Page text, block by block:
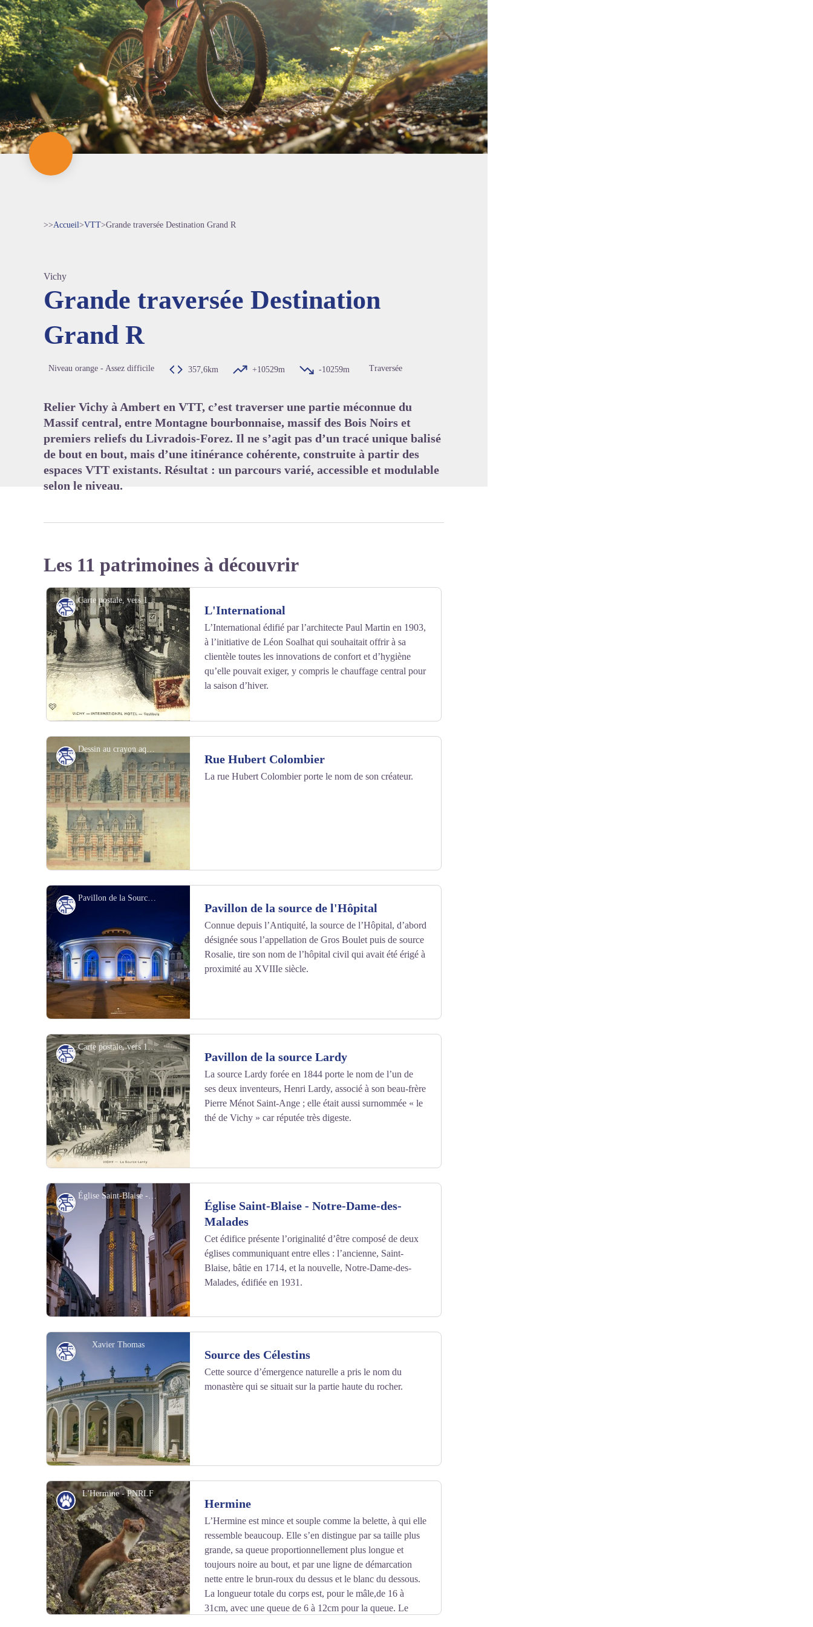
>>Accueil>VTT>Grande traversée Destination Grand R
Vichy
Grande traversée Destination
Grand R
Niveau orange - Assez difficile 357,6km +10529m -10259m Traversée
Relier Vichy à Ambert en VTT, c’est traverser une partie méconnue du
Massif central, entre Montagne bourbonnaise, massif des Bois Noirs et
premiers reliefs du Livradois-Forez. Il ne s’agit pas d’un tracé unique balisé
de bout en bout, mais d’une itinérance cohérente, construite à partir des
espaces VTT existants. Résultat : un parcours varié, accessible et modulable
selon le niveau.
Les 11 patrimoines à découvrir
Carte postale, vers 1905 - Fonds patrimoniaux de Vichy
Voir l'image en plein écran
Patrimoine culturel L'International
L’International édifié par l’architecte Paul Martin en 1903,
à l’initiative de Léon Soalhat qui souhaitait offrir à sa
clientèle toutes les innovations de confort et d’hygiène
qu’elle pouvait exiger, y compris le chauffage central pour
la saison d’hiver.
Dessin au crayon aquarellé, vers 1895 - Fonds patrimoniaux de Vichy
Voir l'image en plein écran
Patrimoine culturel Rue Hubert Colombier
La rue Hubert Colombier porte le nom de son créateur.
Pavillon de la Source de l'Hopital - Vichy Destinations - Cindy Michaud
Voir l'image en plein écran
Patrimoine culturel Pavillon de la source de l'Hôpital
Connue depuis l’Antiquité, la source de l’Hôpital, d’abord
désignée sous l’appellation de Gros Boulet puis de source
Rosalie, tire son nom de l’hôpital civil qui avait été érigé à
proximité au XVIIIe siècle.
Carte postale, vers 1905 - Fonds patrimoniaux de Vichy
Voir l'image en plein écran
Patrimoine culturel Pavillon de la source Lardy
La source Lardy forée en 1844 porte le nom de l’un de
ses deux inventeurs, Henri Lardy, associé à son beau-frère
Pierre Ménot Saint-Ange ; elle était aussi surnommée « le
thé de Vichy » car réputée très digeste.
Église Saint-Blaise - Notre-Dame-des-Malades_Vichy - Lydie Allirot
Voir l'image en plein écran
Patrimoine culturel
Église Saint-Blaise - Notre-Dame-des-
Malades
Cet édifice présente l’originalité d’être composé de deux
églises communiquant entre elles : l’ancienne, Saint-
Blaise, bâtie en 1714, et la nouvelle, Notre-Dame-des-
Malades, édifiée en 1931.
Xavier Thomas
Voir l'image en plein écran
Patrimoine culturel Source des Célestins
Cette source d’émergence naturelle a pris le nom du
monastère qui se situait sur la partie haute du rocher.
L'Hermine - PNRLF
Patrimoine naturel Hermine
L’Hermine est mince et souple comme la belette, à qui elle
ressemble beaucoup. Elle s’en distingue par sa taille plus
grande, sa queue proportionnellement plus longue et
toujours noire au bout, et par une ligne de démarcation
nette entre le brun-roux du dessus et le blanc du dessous.
La longueur totale du corps est, pour le mâle,de 16 à
31cm, avec une queue de 6 à 12cm pour la queue. Le